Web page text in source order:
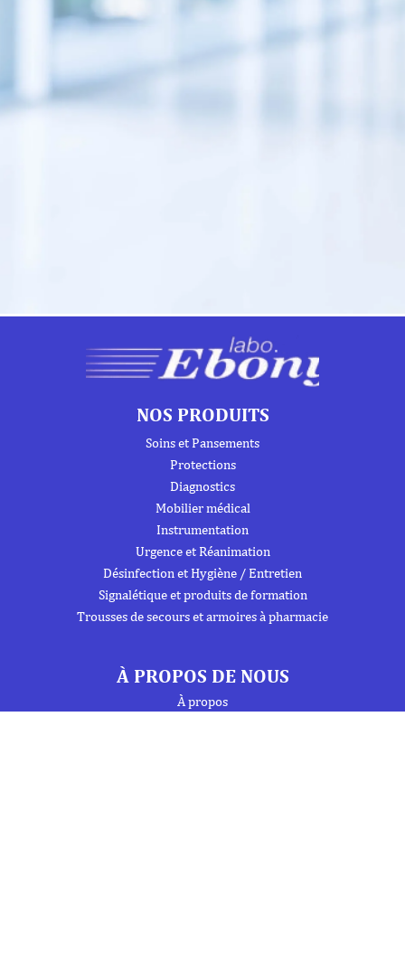
NOS PRODUITS
Soins et Pansements
Protections
Diagnostics
Mobilier médical
Instrumentation
Urgence et Réanimation
Désinfection et Hygiène / Entretien
Signalétique et produits de formation
Trousses de secours et armoires à pharmacie
À PROPOS DE NOUS
À propos